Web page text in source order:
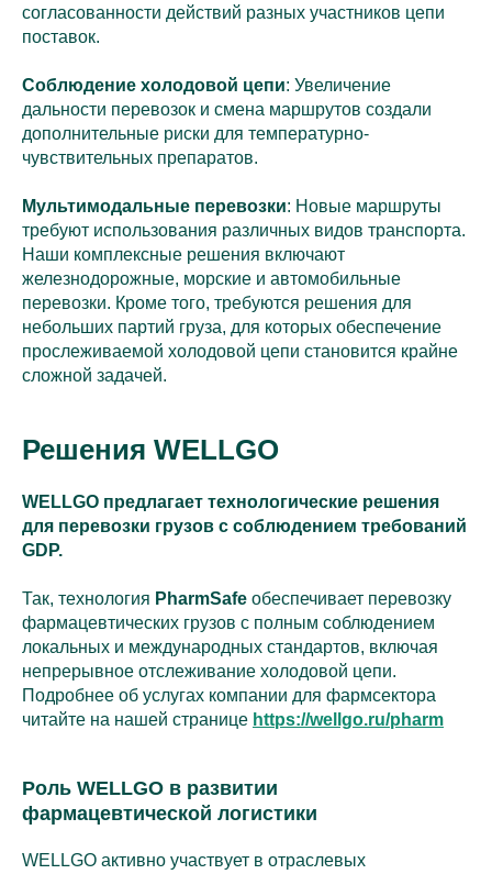
согласованности действий разных участников цепи
поставок.
Соблюдение холодовой цепи: Увеличение
дальности перевозок и смена маршрутов создали
дополнительные риски для температурно-
чувствительных препаратов.
Мультимодальные перевозки: Новые маршруты
требуют использования различных видов транспорта.
Наши комплексные решения включают
железнодорожные, морские и автомобильные
перевозки. Кроме того, требуются решения для
небольших партий груза, для которых обеспечение
прослеживаемой холодовой цепи становится крайне
сложной задачей.
Решения WELLGO
WELLGO предлагает технологические решения
для перевозки грузов с соблюдением требований
GDP.
Так, технология PharmSafe обеспечивает перевозку
фармацевтических грузов с полным соблюдением
локальных и международных стандартов, включая
непрерывное отслеживание холодовой цепи.
Подробнее об услугах компании для фармсектора
читайте на нашей странице https://wellgo.ru/pharm
Роль WELLGO в развитии
фармацевтической логистики
WELLGO активно участвует в отраслевых